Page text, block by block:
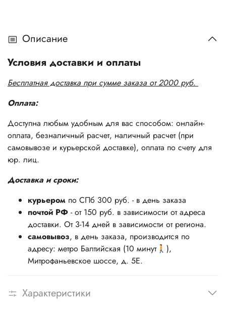
Описание
Условия доставки и оплаты
Бесплатная доставка при сумме заказа от 2000 руб.
Оплата:
Доступна любым удобным для вас способом: онлайн-
оплата, безналичный расчет, наличный расчет (при
самовывозе и курьерской доставке), оплата по счету для
юр. лиц.
Доставка и сроки:
курьером по СПб 300 руб. - в день заказа
почтой РФ - от 150 руб. в зависимости от адреса
доставки. От 3-14 дней в зависимости от региона.
самовывоз, в день заказа, производится по
адресу: метро Балтийская (10 минут🚶),
Митрофаньевское шоссе, д. 5Е.
Характеристики